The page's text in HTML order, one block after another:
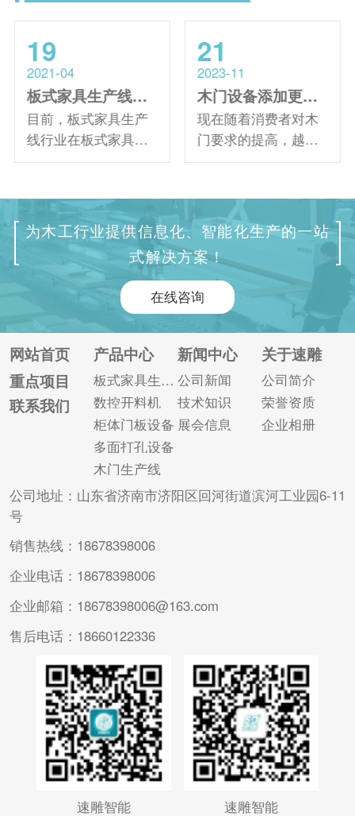
19
2021-04
板式家具生产线市场都存在哪些内幕？还不快快了解！
目前，板式家具生产
线行业在板式家具生
产行业发展迅速，越
产线厂家如雨后春笋
般涌现。随着竞争的
日益激烈，许多生产
厂家都在提高数控设
备的质量。但是仍然
有很多小作坊打着进
口产品的旗号瞎说，
但是大多数消费者很
容易被欺骗，那么接
下来!我们将一起深入
了解一下数控设备市
场存在哪些内幕!我们
21
2023-11
木门设备添加更换润滑油的常见误区
现在随着消费者对木
门要求的提高，越来
越多的木门厂家选择
备。对于此类机器，
需要定期的维护保养
以延长其使用寿命，
其中，更换和添加润
滑油是重要的保养环
节之一，但容易出现
一些误区，需要了解
以便后期及时避免。
木门设备更换添加润
滑油常见的误区： 误
区一：添加设备润滑
油等于加油 润滑并不
为木工行业提供信息化、智能化生产的一站
式解决方案！
在线咨询
网站首页
重点项目
联系我们
产品中心
板式家具生产线
数控开料机
柜体门板设备
多面打孔设备
木门生产线
新闻中心
公司新闻
技术知识
展会信息
关于速雕
公司简介
荣誉资质
企业相册
公司地址：山东省济南市济阳区回河街道滨河工业园6-11
号
销售热线：18678398006
企业电话：18678398006
企业邮箱：18678398006@163.com
售后电话：18660122336
速雕智能
速雕智能